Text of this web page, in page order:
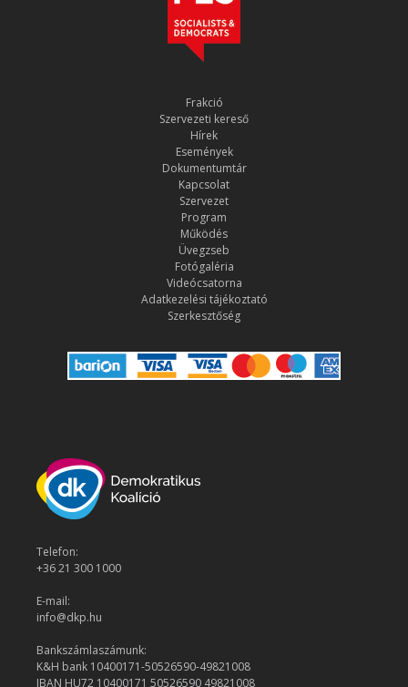
Frakció
Szervezeti kereső
Hírek
Események
Dokumentumtár
Kapcsolat
Szervezet
Program
Működés
Üvegzseb
Fotógaléria
Videócsatorna
Adatkezelési tájékoztató
Szerkesztőség
Telefon:
+36 21 300 1000
E-mail:
info@dkp.hu
Bankszámlaszámunk:
K&H bank 10400171-50526590-49821008
IBAN HU72 10400171 50526590 49821008